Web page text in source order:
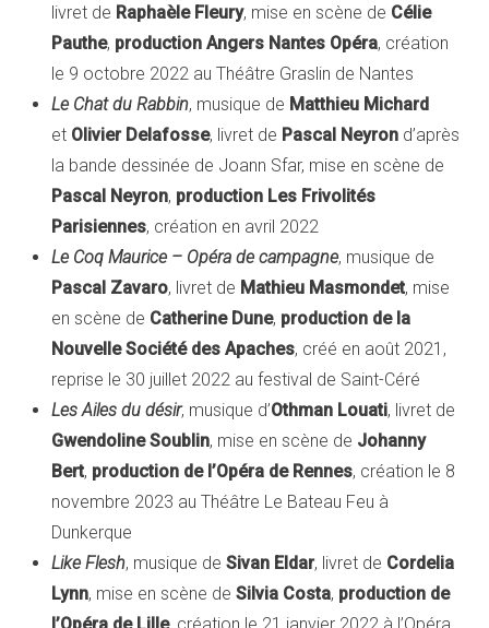
livret de Raphaèle Fleury, mise en scène de Célie
Pauthe, production Angers Nantes Opéra, création
le 9 octobre 2022 au Théâtre Graslin de Nantes
Le Chat du Rabbin, musique de Matthieu Michard
et Olivier Delafosse, livret de Pascal Neyron d’après
la bande dessinée de Joann Sfar, mise en scène de
Pascal Neyron, production Les Frivolités
Parisiennes, création en avril 2022
Le Coq Maurice – Opéra de campagne, musique de
Pascal Zavaro, livret de Mathieu Masmondet, mise
en scène de Catherine Dune, production de la
Nouvelle Société des Apaches, créé en août 2021,
reprise le 30 juillet 2022 au festival de Saint-Céré
Les Ailes du désir, musique d’Othman Louati, livret de
Gwendoline Soublin, mise en scène de Johanny
Bert, production de l’Opéra de Rennes, création le 8
novembre 2023 au Théâtre Le Bateau Feu à
Dunkerque
Like Flesh, musique de Sivan Eldar, livret de Cordelia
Lynn, mise en scène de Silvia Costa, production de